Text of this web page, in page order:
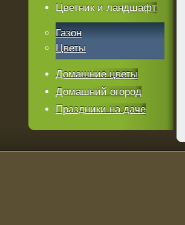
Цветник и ландшафт
Газон
Цветы
Домашние цветы
Домашний огород
Праздники на даче